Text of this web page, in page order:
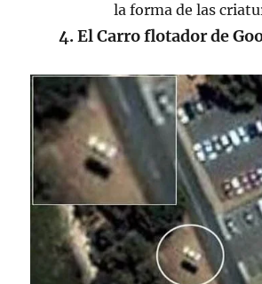
la forma de las
4. El Carro flotador de